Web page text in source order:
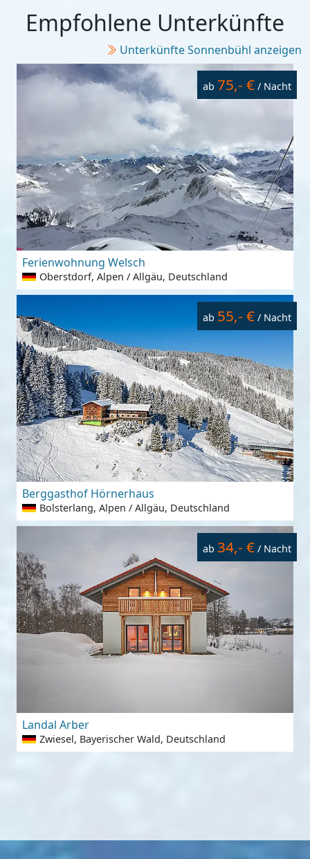
Empfohlene Unterkünfte
Unterkünfte Sonnenbühl anzeigen
ab 75,- € / Nacht
Ferienwohnung Welsch
Oberstdorf, Alpen / Allgäu, Deutschland
ab 55,- € / Nacht
Berggasthof Hörnerhaus
Bolsterlang, Alpen / Allgäu, Deutschland
ab 34,- € / Nacht
Landal Arber
Zwiesel, Bayerischer Wald, Deutschland